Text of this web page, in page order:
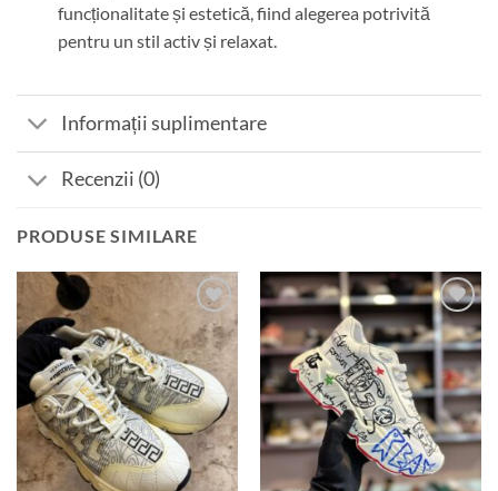
funcționalitate și estetică, fiind alegerea potrivită
pentru un stil activ și relaxat.
Informații suplimentare
Recenzii (0)
PRODUSE SIMILARE
Add to
wishlist
Add to
wishlist